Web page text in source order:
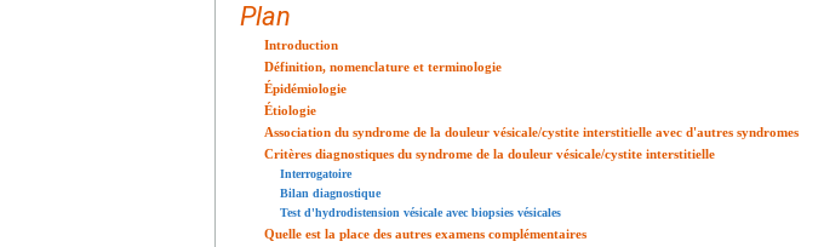
Plan
Introduction
Définition, nomenclature et terminologie
Épidémiologie
Étiologie
Association du syndrome de la douleur vésicale/cystite interstitielle avec d'autres syndromes
Critères diagnostiques du syndrome de la douleur vésicale/cystite interstitielle
Interrogatoire
Bilan diagnostique
Test d'hydrodistension vésicale avec biopsies vésicales
Quelle est la place des autres examens complémentaires